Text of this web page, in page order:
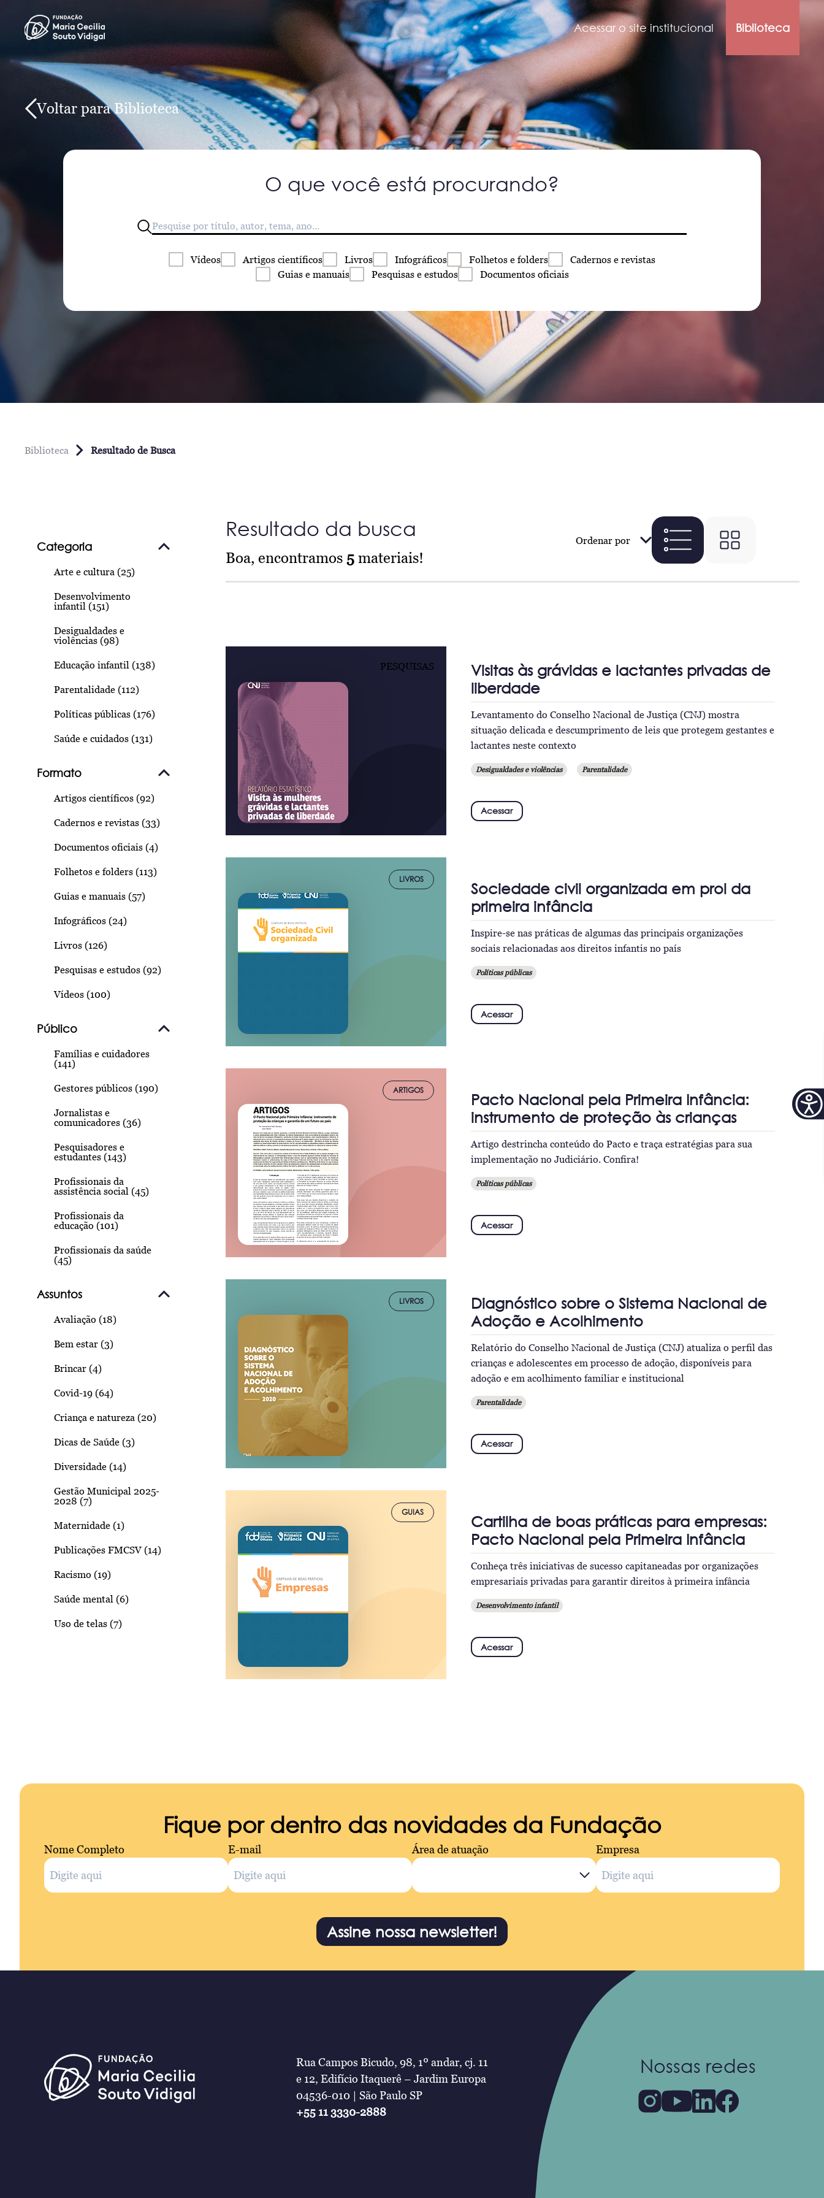
Acessar o site institucional Biblioteca
Voltar para Biblioteca
O que você está procurando?
Vídeos Artigos científicos Livros Infográficos Folhetos e folders Cadernos e revistas
Guias e manuais Pesquisas e estudos Documentos oficiais
Biblioteca Resultado de Busca
Categoria
Arte e cultura (25)
Desenvolvimento
infantil (151)
Desigualdades e
violências (98)
Educação infantil (138)
Parentalidade (112)
Políticas públicas (176)
Saúde e cuidados (131)
Formato
Artigos científicos (92)
Cadernos e revistas (33)
Documentos oficiais (4)
Folhetos e folders (113)
Guias e manuais (57)
Infográficos (24)
Livros (126)
Pesquisas e estudos (92)
Vídeos (100)
Público
Famílias e cuidadores
(141)
Gestores públicos (190)
Jornalistas e
comunicadores (36)
Pesquisadores e
estudantes (143)
Profissionais da
assistência social (45)
Profissionais da
educação (101)
Profissionais da saúde
(45)
Assuntos
Avaliação (18)
Bem estar (3)
Brincar (4)
Covid-19 (64)
Criança e natureza (20)
Dicas de Saúde (3)
Diversidade (14)
Gestão Municipal 2025-
2028 (7)
Maternidade (1)
Publicações FMCSV (14)
Racismo (19)
Saúde mental (6)
Uso de telas (7)
Resultado da busca
Boa, encontramos 5materiais!
Ordenar por
PESQUISAS
Visitas às grávidas e lactantes privadas de
liberdade
Levantamento do Conselho Nacional de Justiça (CNJ) mostra
situação delicada e descumprimento de leis que protegem gestantes e
lactantes neste contexto
Desigualdades e violências Parentalidade
Acessar
LIVROS
Sociedade civil organizada em prol da
primeira infância
Inspire-se nas práticas de algumas das principais organizações
sociais relacionadas aos direitos infantis no país
Políticas públicas
Acessar
ARTIGOS
Pacto Nacional pela Primeira Infância:
instrumento de proteção às crianças
Artigo destrincha conteúdo do Pacto e traça estratégias para sua
implementação no Judiciário. Confira!
Políticas públicas
Acessar
LIVROS
Diagnóstico sobre o Sistema Nacional de
Adoção e Acolhimento
Relatório do Conselho Nacional de Justiça (CNJ) atualiza o perfil das
crianças e adolescentes em processo de adoção, disponíveis para
adoção e em acolhimento familiar e institucional
Parentalidade
Acessar
GUIAS
Cartilha de boas práticas para empresas:
Pacto Nacional pela Primeira Infância
Conheça três iniciativas de sucesso capitaneadas por organizações
empresariais privadas para garantir direitos à primeira infância
Desenvolvimento infantil
Acessar
Fique por dentro das novidades da Fundação
Nome Completo E-mail Área de atuação Empresa
Assine nossa newsletter!
Rua Campos Bicudo, 98, 1º andar, cj. 11
e 12, Edifício Itaquerê – Jardim Europa
04536-010 | São Paulo SP
+55 11 3330-2888
Nossas redes